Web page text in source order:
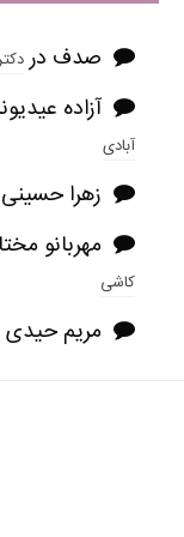
صدف در
آزاده
آبادی
زهرا حسینی
مهربانو
کاشی
مریم حیدی